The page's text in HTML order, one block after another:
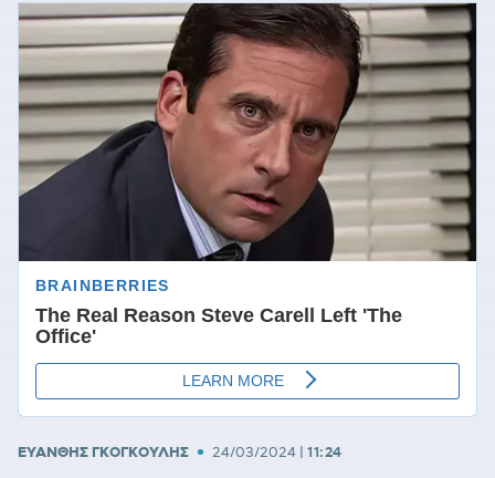
ΕΥΑΝΘΗΣ ΓΚΟΓΚΟΥΛΗΣ • 24/03/2024 | 11:24